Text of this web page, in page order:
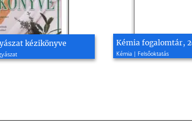
kézikönyve Kémia fogalomtár,
Kémia | Felsőoktatás